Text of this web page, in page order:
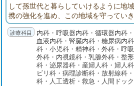
して孫世代と暮らしていけるように地
携の強化を進め、この地域を守ってい
す。
内科・呼吸器内科・循環器内科
血液内科・腎臓内科・糖尿病内
科・小児科・精神科・外科・呼
外科・内視鏡科・乳腺外科・整
科・泌尿器科・産婦人科・婦人
ビリ科・病理診断科・放射線科
科・人工透析・救急・人間ドッ